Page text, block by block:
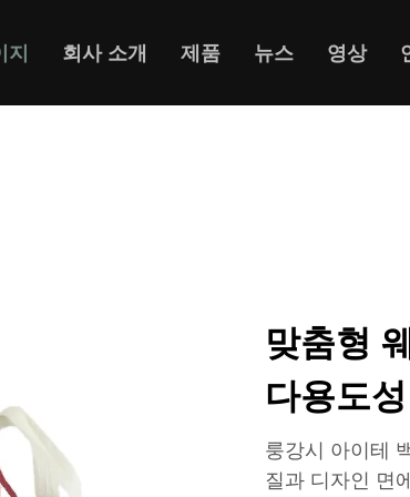
지 회사 소개 제품 뉴스 영상
맞춤형
다용도성
룽강시 아이테
질과 디자인 면